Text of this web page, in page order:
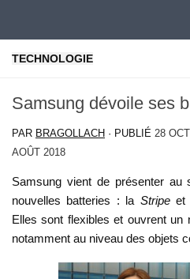
TECHNOLOGIE
Samsung dévoile ses
PAR BRAGOLLACH · PUBLIÉ 28
AOÛT 2018
Samsung vient de présenter au
nouvelles batteries : la Stripeet
Elles sont flexibles et ouvrent un
notamment au niveau des objets